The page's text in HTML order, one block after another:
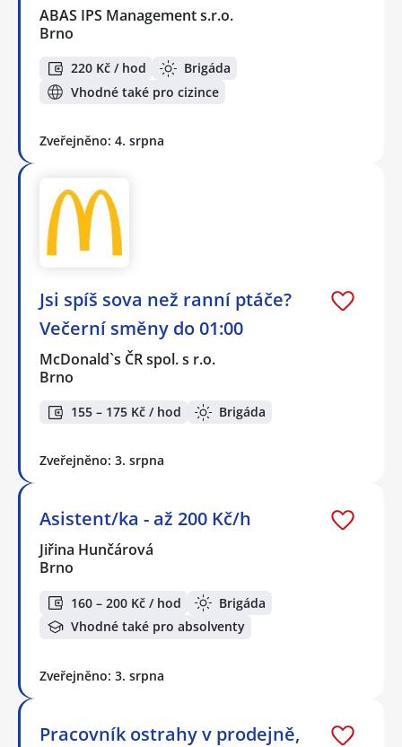
ABAS IPS Management s.r.o.
Brno
220 Kč / hod
Brigáda
Vhodné také pro cizince
Zveřejněno: 4. srpna
Jsi spíš sova než ranní ptáče?
Večerní směny do 01:00
McDonald`s ČR spol. s r.o.
Brno
155 – 175 Kč / hod Brigáda
Zveřejněno: 3. srpna
Asistent/ka - až 200 Kč/h
Jiřina Hunčárová
Brno
160 – 200 Kč / hod
Brigáda
Vhodné také pro absolventy
Zveřejněno: 3. srpna
Pracovník ostrahy v prodejně,